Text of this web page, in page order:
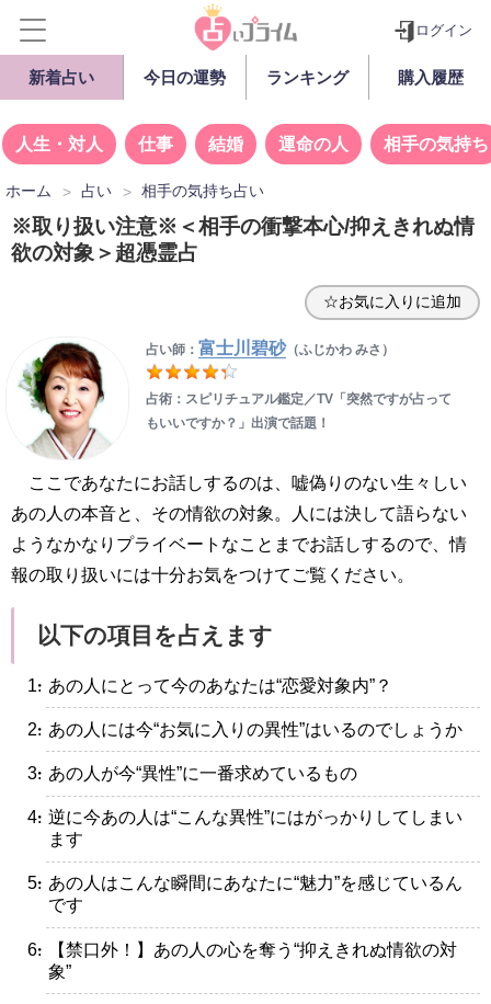
ログイン
新着占い 今日の運勢 ランキング 購入履歴
人生・対人 仕事 結婚 運命の人 相手の気持ち
ホーム 占い 相手の気持ち占い
※取り扱い注意※＜相手の衝撃本心/抑えきれぬ情
欲の対象＞超憑霊占
☆お気に入りに追加
占い師： 富士川碧砂（ふじかわ みさ）
占術：スピリチュアル鑑定／TV「突然ですが占って
もいいですか？」出演で話題！
ここであなたにお話しするのは、嘘偽りのない生々しい
あの人の本音と、その情欲の対象。人には決して語らない
ようなかなりプライベートなことまでお話しするので、情
報の取り扱いには十分お気をつけてご覧ください。
以下の項目を占えます
・あの人にとって今のあなたは“恋愛対象内”？
・あの人には今“お気に入りの異性”はいるのでしょうか
・あの人が今“異性”に一番求めているもの
・逆に今あの人は“こんな異性”にはがっかりしてしまい
ます
・あの人はこんな瞬間にあなたに“魅力”を感じているん
です
・【禁口外！】あの人の心を奪う“抑えきれぬ情欲の対
象”